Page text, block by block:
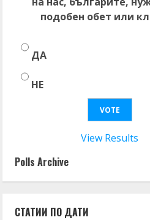
подобен обет или
ДА
НЕ
View Results
Polls Archive
СТАТИИ ПО ДАТИ